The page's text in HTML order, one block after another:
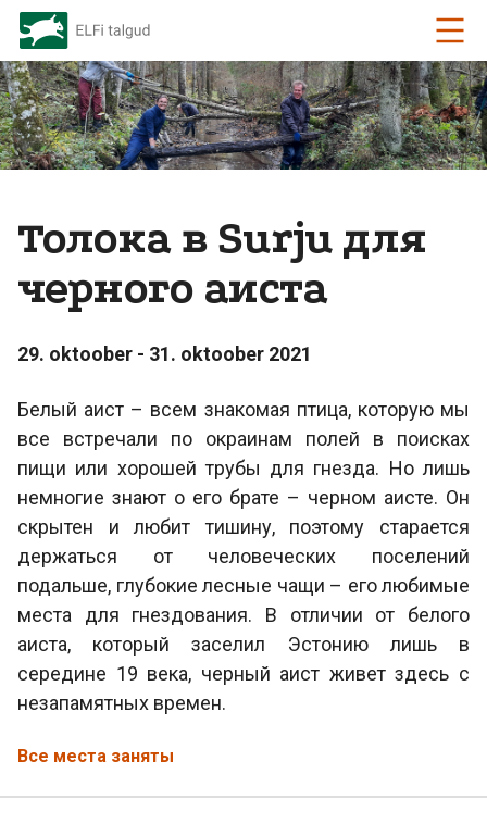
Толока в Surju для
черного аиста
29. oktoober - 31. oktoober 2021
Белый аист – всем знакомая птица, которую мы
все встречали по окраинам полей в поисках
пищи или хорошей трубы для гнезда. Но лишь
немногие знают о его брате – черном аисте. Он
скрытен и любит тишину, поэтому старается
держаться от человеческих поселений
подальше, глубокие лесные чащи – его любимые
места для гнездования. В отличии от белого
аиста, который заселил Эстонию лишь в
середине 19 века, черный аист живет здесь с
незапамятных времен.
Все места заняты